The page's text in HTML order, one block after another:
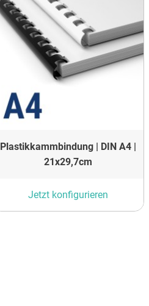
Plastikkammbindung | DIN A4 |
21x29,7cm
Jetzt konfigurieren